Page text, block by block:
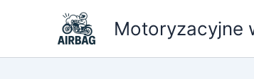
Motoryzacyjne